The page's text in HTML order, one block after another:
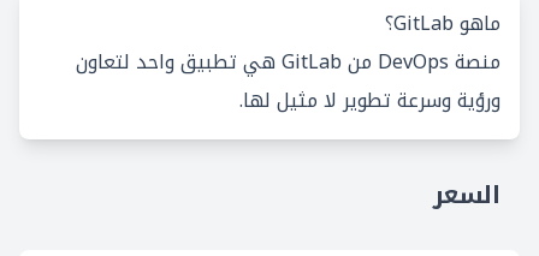
ماهو GitLab؟
منصة DevOps من GitLab هي تطبيق واحد لتعاون
ورؤية وسرعة تطوير لا مثيل لها.
السعر